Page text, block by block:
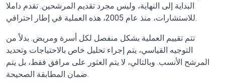
البداية إلى النهاية، وليس مجرد تقديم المرشحين. تقدم داملا
للاستشارات، منذ عام 2005، هذه العملية في إطار احترافي.
تتم تقييم العملية بشكل منفصل لكل أسرة ومريض. بدلاً من
التوجيه القياسي، يتم إجراء تحليل خاص بالاحتياجات وتحديد
المرشح الأنسب. وبالتالي، لا يتم العثور على مرافق فقط، بل يتم
ضمان المطابقة الصحيحة.